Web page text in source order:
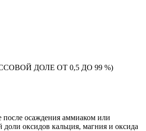
ДОЛЕ ОТ 0,5 ДО 99 %)
после осаждения аммиаком или
оксидов кальция, магния и оксида